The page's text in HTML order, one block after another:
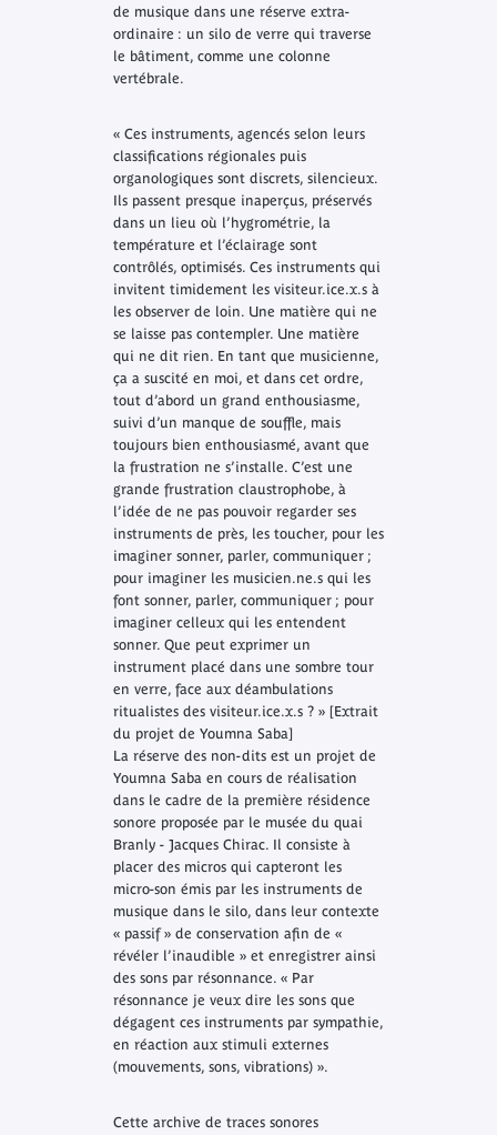
de musique dans une réserve extra-
ordinaire : un silo de verre qui traverse
le bâtiment, comme une colonne
vertébrale.
« Ces instruments, agencés selon leurs
classifications régionales puis
organologiques sont discrets, silencieux.
Ils passent presque inaperçus, préservés
dans un lieu où l’hygrométrie, la
température et l’éclairage sont
contrôlés, optimisés. Ces instruments qui
invitent timidement les visiteur.ice.x.s à
les observer de loin. Une matière qui ne
se laisse pas contempler. Une matière
qui ne dit rien. En tant que musicienne,
ça a suscité en moi, et dans cet ordre,
tout d’abord un grand enthousiasme,
suivi d’un manque de souffle, mais
toujours bien enthousiasmé, avant que
la frustration ne s’installe. C’est une
grande frustration claustrophobe, à
l’idée de ne pas pouvoir regarder ses
instruments de près, les toucher, pour les
imaginer sonner, parler, communiquer ;
pour imaginer les musicien.ne.s qui les
font sonner, parler, communiquer ; pour
imaginer celleux qui les entendent
sonner. Que peut exprimer un
instrument placé dans une sombre tour
en verre, face aux déambulations
ritualistes des visiteur.ice.x.s ? » [Extrait
du projet de Youmna Saba]
La réserve des non-ditsest un projet de
Youmna Saba en cours de réalisation
dans le cadre de la première résidence
sonore proposée par le musée du quai
Branly - Jacques Chirac. Il consiste à
placer des micros qui capteront les
micro-son émis par les instruments de
musique dans le silo, dans leur contexte
« passif » de conservation afin de «
révéler l’inaudible » et enregistrer ainsi
des sons par résonnance. « Par
résonnance je veux dire les sons que
dégagent ces instruments par sympathie,
en réaction aux stimuli externes
(mouvements, sons, vibrations) ».
Cette archive de traces sonores